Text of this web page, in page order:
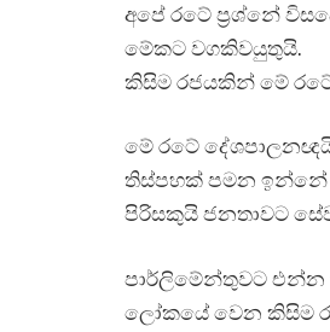
අපේ රටේ ප්‍රශ්නේ
මේකට වගකිවයුතුයි.
කිසිම රජයකින් මේ
මේ රටේ
තිස්පහක් පමන ඉන්නේ
පිරිසකුයි ජනතාවට
පාර්ලිමේන්තුවට එන්න
ලෝකයේ වෙන කිසිම